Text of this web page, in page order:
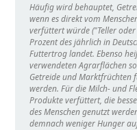
Häufig wird behauptet,
wenn es direkt vom
verfüttert würde ( Teller
Prozent des jährlich in
Futtertrog landet. Ebenso
verwendeten Agrarflächen
Getreide und Marktfrüchten
werden. Für die Milch- und
Produkte verfüttert, die
des Menschen genutzt
demnach weniger Hunger